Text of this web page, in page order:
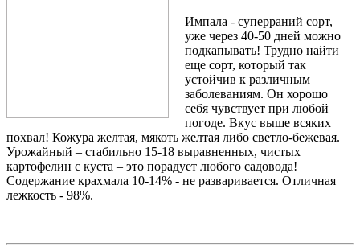
Импала - суперраний сорт,
уже через 40-50 дней можно
подкапывать! Трудно найти
еще сорт, который так
устойчив к различным
заболеваниям. Он хорошо
себя чувствует при любой
погоде. Вкус выше всяких
похвал! Кожура желтая, мякоть желтая либо светло-бежевая.
Урожайный – стабильно 15-18 выравненных, чистых
картофелин с куста – это порадует любого садовода!
Содержание крахмала 10-14% - не разваривается. Отличная
лежкость - 98%.